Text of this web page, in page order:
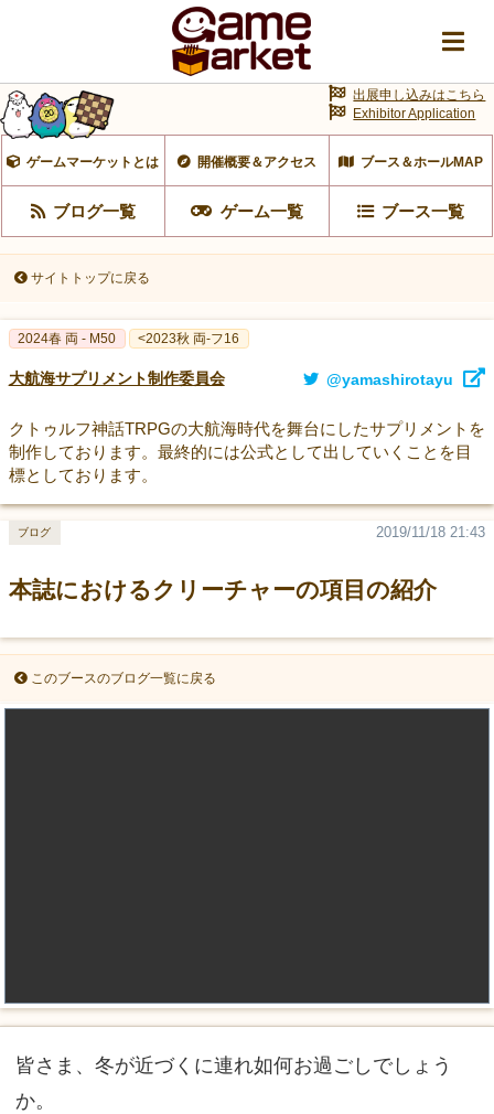
ゲームマーケットとは 開催概要＆アクセス ブース＆ホールMAP
ブログ一覧 ゲーム一覧 ブース一覧
出展申し込みはこちら
Exhibitor Application
サイトトップに戻る
2024春 両 - M50 <2023秋 両-フ16
大航海サプリメント制作委員会 @yamashirotayu
クトゥルフ神話TRPGの大航海時代を舞台にしたサプリメントを
制作しております。最終的には公式として出していくことを目
標としております。
本誌におけるクリーチャーの項目の紹介
2019/11/18 21:43
ブログ
このブースのブログ一覧に戻る
皆さま、冬が近づくに連れ如何お過ごしでしょう
か。